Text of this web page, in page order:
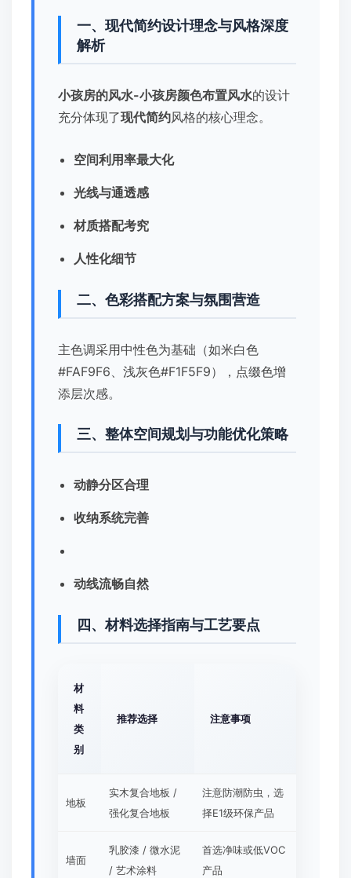
一、现代简约设计理念与风格深度
解析
小孩房的风水-小孩房颜色布置风水的设计
充分体现了现代简约风格的核心理念。
空间利用率最大化
光线与通透感
材质搭配考究
人性化细节
二、色彩搭配方案与氛围营造
主色调采用中性色为基础（如米白色
#FAF9F6、浅灰色#F1F5F9），点缀色增
添层次感。
三、整体空间规划与功能优化策略
动静分区合理
收纳系统完善
动线流畅自然
四、材料选择指南与工艺要点
材
料
类
别
推荐选择 注意事项
地板
实木复合地板 /
强化复合地板
注意防潮防虫，选
择E1级环保产品
墙面
乳胶漆 / 微水泥
/ 艺术涂料
首选净味或低VOC
产品